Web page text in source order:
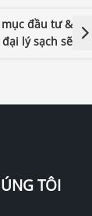
mục đầu tư &
đại lý sạch sẽ
TÔI